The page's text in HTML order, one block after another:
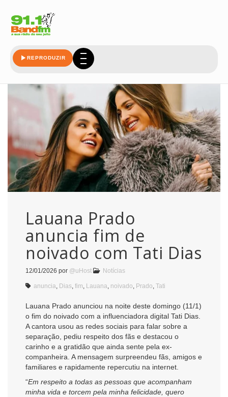
REPRODUZIR
Lauana Prado
anuncia fim de
noivado com Tati Dias
12/01/2026 por @uHost Notícias
anuncia Dias fim Lauana noivado Prado Tati
Lauana Prado anunciou na noite deste domingo (11/1)
o fim do noivado com a influenciadora digital Tati Dias.
A cantora usou as redes sociais para falar sobre a
separação, pediu respeito dos fãs e destacou o
carinho e a gratidão que ainda sente pela ex-
companheira. A mensagem surpreendeu fãs, amigos e
familiares e rapidamente repercutiu na internet.
“Em respeito a todas as pessoas que acompanham
minha vida e torcem pela minha felicidade, quero